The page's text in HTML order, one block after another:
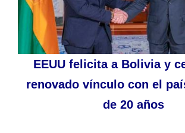
EEUU felicita a Bolivia y
renovado vínculo con el
de 20 años